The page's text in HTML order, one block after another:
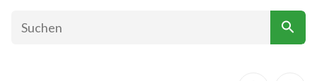
1.Samuel